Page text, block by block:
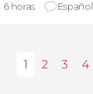
6 horas Español